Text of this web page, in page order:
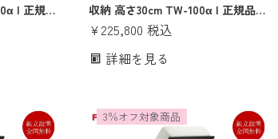
| 正規品
ルベッ
付き お
収納 高さ30cm TW-100α | 正規品
フランスベッド製 シングルベッド
ベッドセット コンセント付き おし
¥225,800 税込
詳細を見る
3％オフ対象商品